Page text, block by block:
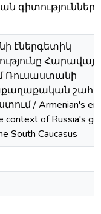
գիտություններ /
էներգետիկ
Ռուսաստանի
/ Armenian's
context of Russia's
South Caucasus